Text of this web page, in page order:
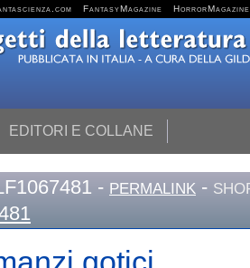
FantasyMagazine HorrorMagazine
EDITORI E COLLANE
- PERMALINK -